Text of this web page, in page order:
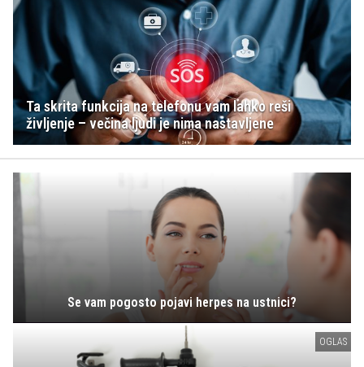
Ta skrita funkcija na telefonu vam lahko reši
življenje – večina ljudi je nima nastavljene
Se vam pogosto pojavi herpes na ustnici?
OGLAS